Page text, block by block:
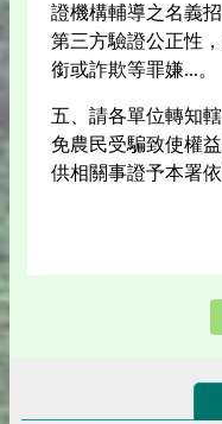
證機構輔導之名義
第三方驗證公正性
銜或詐欺等罪嫌...。
五、請各單位轉知
免農民受騙致使權
供相關事證予本署依